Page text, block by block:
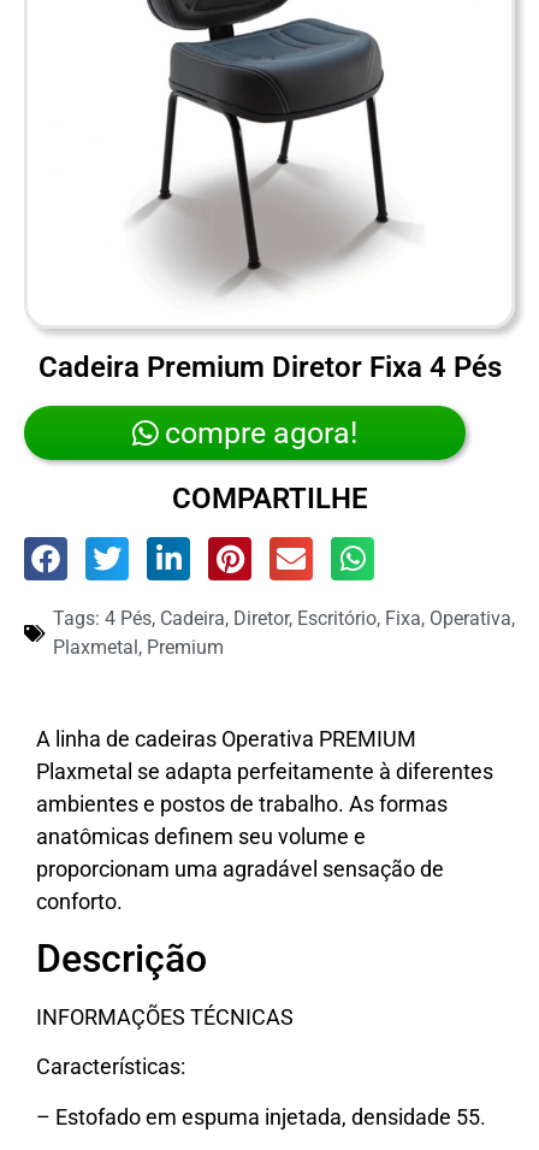
Cadeira Premium Diretor Fixa 4 Pés
compre agora!
COMPARTILHE
Tags: 4 Pés, Cadeira, Diretor, Escritório, Fixa, Operativa,
Plaxmetal , Premium
A linha de cadeiras Operativa PREMIUM
Plaxmetal se adapta perfeitamente à diferentes
ambientes e postos de trabalho. As formas
anatômicas definem seu volume e
proporcionam uma agradável sensação de
conforto.
Descrição
INFORMAÇÕES TÉCNICAS
Características:
– Estofado em espuma injetada, densidade 55.